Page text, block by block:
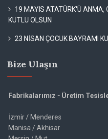
19 MAYIS ATATÜRK'Ü ANMA,
KUTLU OLSUN
23 NİSAN ÇOCUK BAYRAMI
Bize Ulaşın
Fabrikalarımız - Üretim
İzmir / Menderes
Manisa / Akhisar